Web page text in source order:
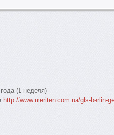
(1 неделя)
http://www.meriten.com.ua/gls-berlin-